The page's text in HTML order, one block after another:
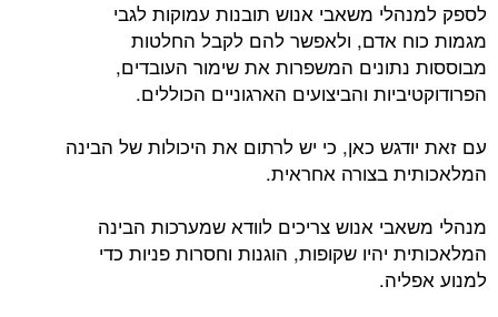
לספק למנהלי משאבי אנוש תובנות עמוקות לגבי
מגמות כוח אדם, ולאפשר להם לקבל החלטות
מבוססות נתונים המשפרות את שימור העובדים,
הפרודוקטיביות והביצועים הארגוניים הכוללים.
עם זאת יודגש כאן, כי יש לרתום את היכולות של הבינה
המלאכותית בצורה אחראית.
מנהלי משאבי אנוש צריכים לוודא שמערכות הבינה
המלאכותית יהיו שקופות, הוגנות וחסרות פניות כדי
למנוע אפליה.